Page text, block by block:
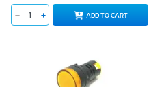
ADD TO CART